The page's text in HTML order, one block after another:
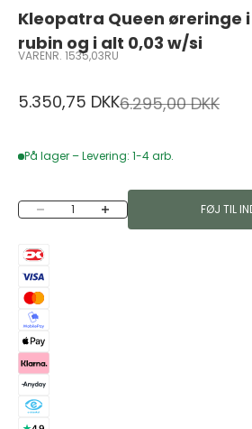
Kleopatra Queen øreringe
rubin og i alt 0,03 w/si
VARENR. 1535,03RU
Salgspris
5.350,75 DKKNormalpris
6.295,00 DKK
På lager – Levering: 1-4 arb.
Sænk antal Øg antal FØJ TIL